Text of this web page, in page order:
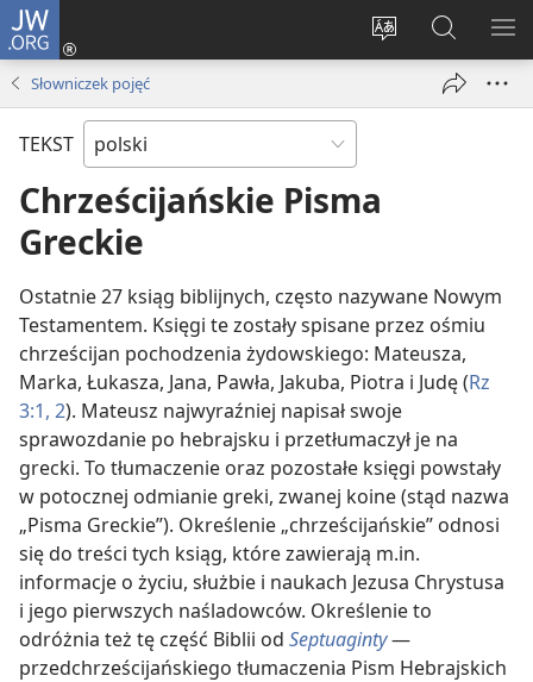
JW.ORG
Wybór
Logowanie
(opens
Szukaj
na
JW.ORG
Słowniczek pojęć
TEKST
Chrześcijańskie Pisma
Greckie
Ostatnie 27 ksiąg biblijnych, często nazywane Nowym
Testamentem. Księgi te zostały spisane przez ośmiu
chrześcijan pochodzenia żydowskiego: Mateusza,
Marka, Łukasza, Jana, Pawła, Jakuba, Piotra i Judę (Rz
3:1, 2). Mateusz najwyraźniej napisał swoje
sprawozdanie po hebrajsku i przetłumaczył je na
grecki. To tłumaczenie oraz pozostałe księgi powstały
w potocznej odmianie greki, zwanej koine (stąd nazwa
„Pisma Greckie”). Określenie „chrześcijańskie” odnosi
się do treści tych ksiąg, które zawierają m.in.
informacje o życiu, służbie i naukach Jezusa Chrystusa
i jego pierwszych naśladowców. Określenie to
odróżnia też tę część Biblii od Septuaginty—
przedchrześcijańskiego tłumaczenia Pism Hebrajskich